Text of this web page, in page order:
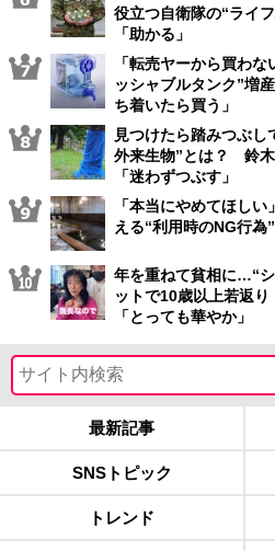
役立つ自衛隊の“ライ
「助かる」
「転売ヤーから買わ
ッシャブルタンク”増
ち着いたら買う」
見つけたら踏みつぶ
外来生物”とは？ 鈴木
「迷わずつぶす」
「本当にやめてほし
える“利用時のNG行為
年を重ねて貧相に…“
ットで10歳以上若返り
「とっても華やか」
最新記事
SNSトピック
トレンド